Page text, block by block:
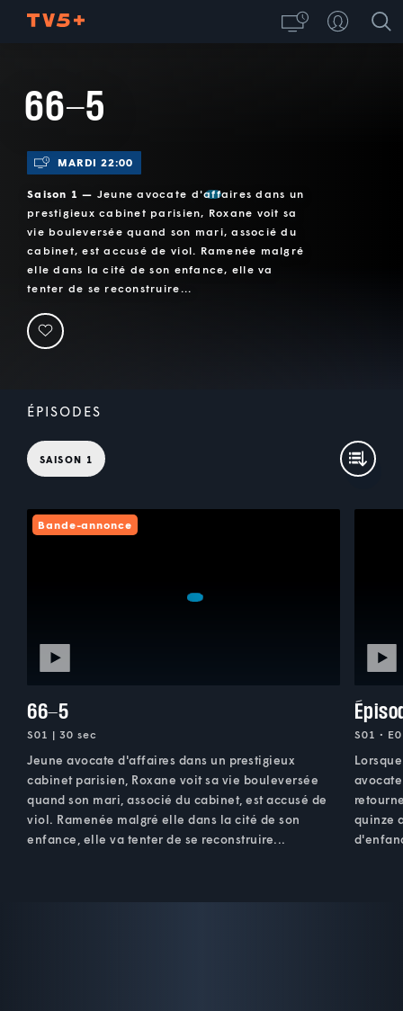
66-5
MARDI 22:00
Saison 1 — Jeune avocate d'affaires dans un
prestigieux cabinet parisien, Roxane voit sa
vie bouleversée quand son mari, associé du
cabinet, est accusé de viol. Ramenée malgré
elle dans la cité de son enfance, elle va
tenter de se reconstruire...
ÉPISODES
SAISON 1
Bande-annonce
66-5
S01 | 30 sec
Jeune avocate d'affaires dans un prestigieux
cabinet parisien, Roxane voit sa vie bouleversée
quand son mari, associé du cabinet, est accusé de
viol. Ramenée malgré elle dans la cité de son
enfance, elle va tenter de se reconstruire...
S01 •
quinze